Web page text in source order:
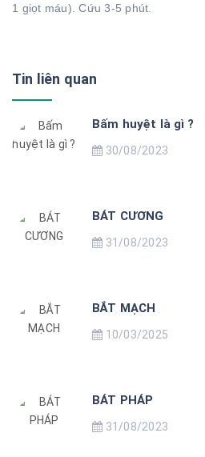
1 giọt máu). Cứu 3-5 phút.
Tin liên quan
Bấm huyệt là gì ?
30/08/2023
BÁT CƯƠNG
31/08/2023
BẮT MẠCH
10/03/2025
BÁT PHÁP
31/08/2023